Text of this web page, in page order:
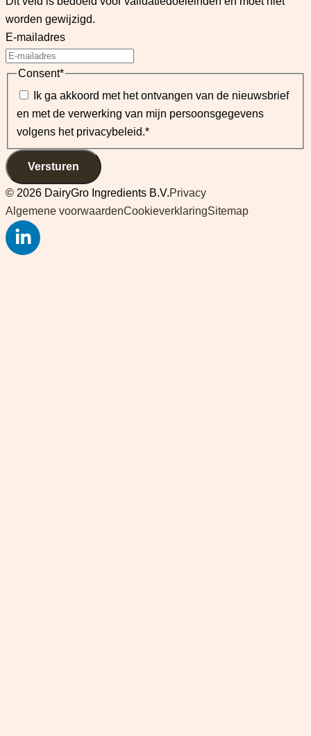
worden gewijzigd.
E-mailadres
Consent*
Ik ga akkoord met het ontvangen van de nieuwsbrief
en met de verwerking van mijn persoonsgegevens
volgens het privacybeleid.*
Versturen
© 2026 DairyGro Ingredients B.V.Privacy
Algemene voorwaardenCookieverklaringSitemap